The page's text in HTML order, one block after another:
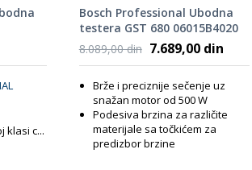
klasi c...
Bosch Professional Ubodna
testera GST 680 06015B4020
8.089,00 din 7.689,00 din
Brže i preciznije sečenje uz
snažan motor od 500 W
Podesiva brzina za različite
materijale sa točkićem za
predizbor brzine